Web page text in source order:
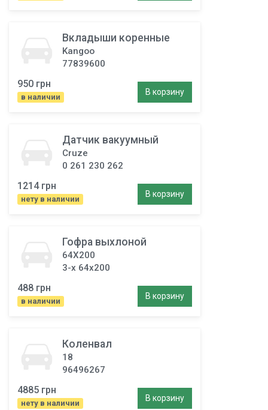
Вкладыши коренные
Kangoo
77839600
950 грн
в наличии
В корзину
Датчик вакуумный
Cruze
0 261 230 262
1214 грн
нету в наличии
В корзину
Гофра выхлоной
64X200
3-х 64x200
488 грн
в наличии
В корзину
Коленвал
18
96496267
4885 грн
нету в наличии
В корзину